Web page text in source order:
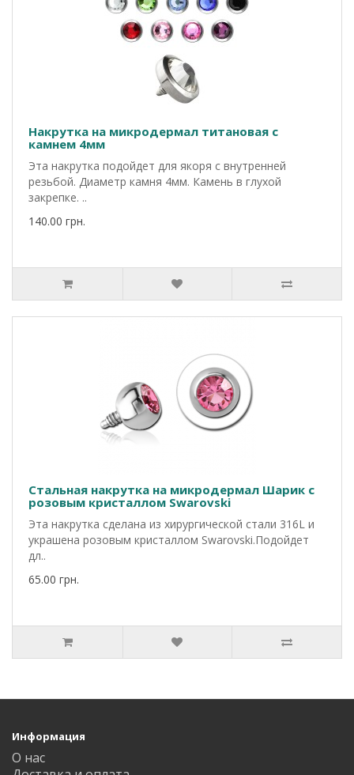
Накрутка на микродермал титановая с
камнем 4мм
Эта накрутка подойдет для якоря с внутренней
резьбой. Диаметр камня 4мм. Камень в глухой
закрепке. ..
140.00 грн.
Стальная накрутка на микродермал Шарик с
розовым кристаллом Swarovski
Эта накрутка сделана из хирургической стали 316L и
украшена розовым кристаллом Swarovski.Подойдет
дл..
65.00 грн.
Информация
О нас